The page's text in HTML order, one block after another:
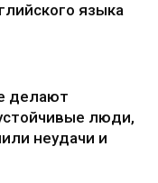
языка
делают
люди,
неудачи и